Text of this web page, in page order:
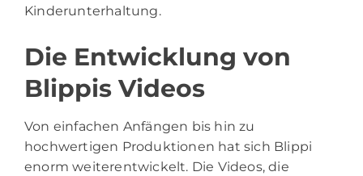
Kinderunterhaltung.
Die Entwicklung von
Blippis Videos
Von einfachen Anfängen bis hin zu
hochwertigen Produktionen hat sich Blippi
enorm weiterentwickelt. Die Videos, die